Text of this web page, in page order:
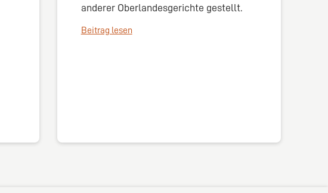
anderer Oberlandesgerichte gestellt.
Beitrag lesen